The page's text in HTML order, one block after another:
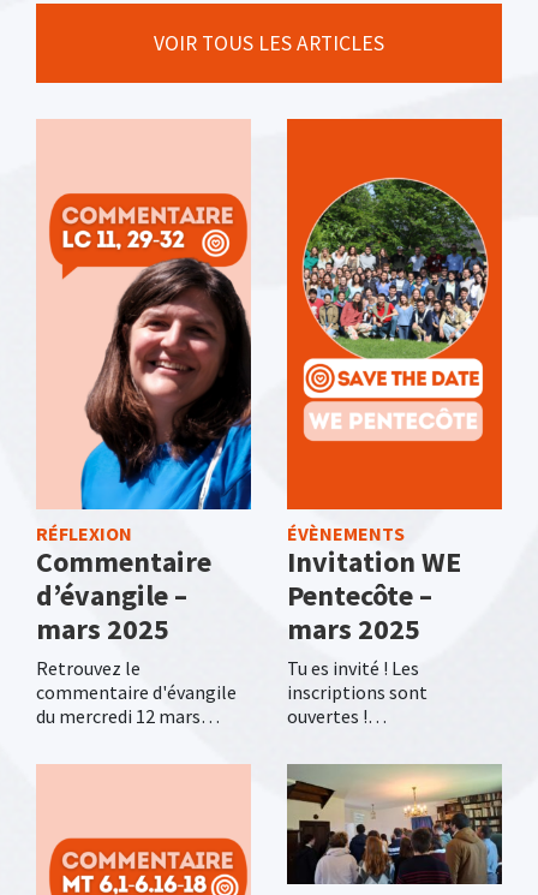
VOIR TOUS LES ARTICLES
RÉFLEXION
Commentaire
d’évangile –
mars 2025
Retrouvez le
commentaire d'évangile
du mercredi 12 mars…
ÉVÈNEMENTS
Invitation WE
Pentecôte –
mars 2025
Tu es invité ! Les
inscriptions sont
ouvertes !…